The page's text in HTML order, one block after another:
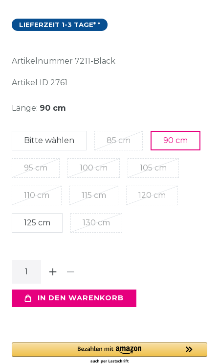
LIEFERZEIT 1-3 TAGE* *
Artikelnummer 7211-Black
Artikel ID 2761
Länge: 90 cm
Bitte wählen 85 cm 90 cm
95 cm 100 cm 105 cm
110 cm 115 cm 120 cm
125 cm 130 cm
IN DEN WARENKORB